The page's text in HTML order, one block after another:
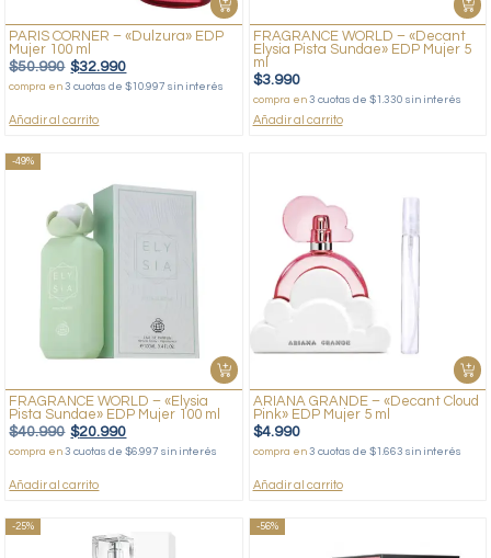
PARIS CORNER – «Dulzura» EDP
Mujer 100 ml
$50.990 $32.990
compra en3 cuotas de $10.997 sin interés
Añadir al carrito
FRAGRANCE WORLD – «Decant
Elysia Pista Sundae» EDP Mujer 5
ml
$3.990
compra en 3 cuotas de $1.330 sin interés
Añadir al carrito
-49%
FRAGRANCE WORLD – «Elysia
Pista Sundae» EDP Mujer 100 ml
$40.990 $20.990
compra en3 cuotas de $6.997 sin interés
Añadir al carrito
ARIANA GRANDE – «Decant Cloud
Pink» EDP Mujer 5 ml
$4.990
compra en 3 cuotas de $1.663 sin interés
Añadir al carrito
-25% -56%